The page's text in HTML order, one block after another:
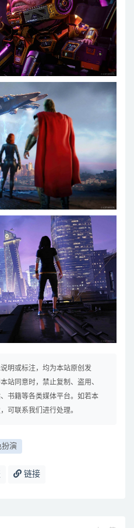
明或标注，均为本站原创发
站同意时，禁止复制、盗用、
书籍等各类媒体平台。如若本
可联系我们进行处理。
扮演
链接